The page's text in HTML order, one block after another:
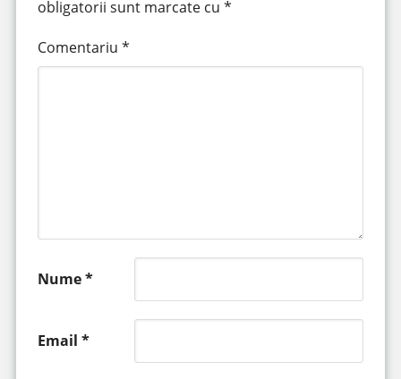
obligatorii sunt marcate cu *
Comentariu *
Nume*
Email *